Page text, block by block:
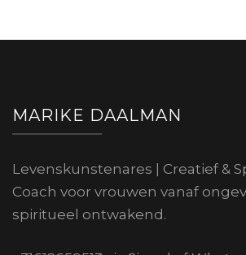
MARIKE DAALMAN
Levenskunstenares | Creatief &
Coach voor vrouwen vanaf
spiritueel ontwakend.